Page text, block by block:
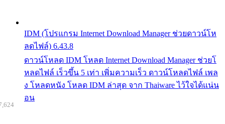
IDM (โปรแกรม Internet Download Manager ช่วยดาวน์โห
ลดไฟล์) 6.43.8
ดาวน์โหลด IDM โหลด Internet Download Manager ช่วยโ
หลดไฟล์ เร็วขึ้น 5 เท่า เพิ่มความเร็ว ดาวน์โหลดไฟล์ เพล
ง โหลดหนัง โหลด IDM ล่าสุด จาก Thaiware ไว้ใจได้แน่น
อน